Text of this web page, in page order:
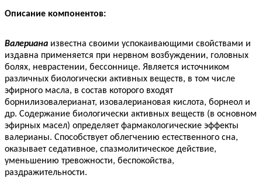
Описание компонентов:
Валериана известна своими успокаивающими свойствами и
издавна применяется при нервном возбуждении, головных
болях, неврастении, бессоннице. Является источником
различных биологически активных веществ, в том числе
эфирного масла, в состав которого входят
борнилизовалерианат, изовалериановая кислота, борнеол и
др. Содержание биологически активных веществ (в основном
эфирных масел) определяет фармакологические эффекты
валерианы. Способствует облегчению естественного сна,
оказывает седативное, спазмолитическое действие,
уменьшению тревожности, беспокойства,
раздражительности.